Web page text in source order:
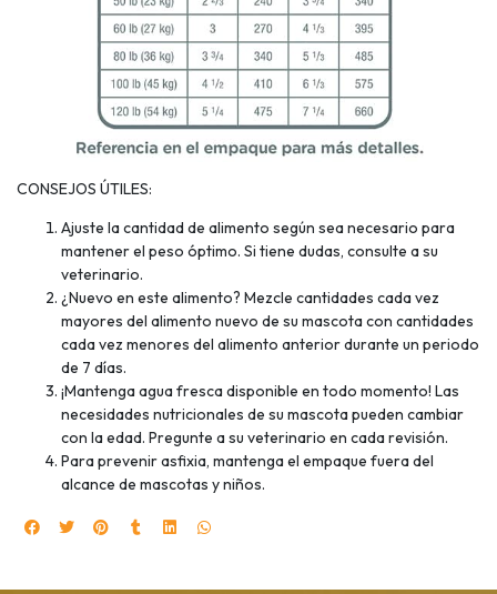
CONSEJOS ÚTILES:
Ajuste la cantidad de alimento según sea necesario para
mantener el peso óptimo. Si tiene dudas, consulte a su
veterinario.
¿Nuevo en este alimento? Mezcle cantidades cada vez
mayores del alimento nuevo de su mascota con cantidades
cada vez menores del alimento anterior durante un periodo
de 7 días.
¡Mantenga agua fresca disponible en todo momento! Las
necesidades nutricionales de su mascota pueden cambiar
con la edad. Pregunte a su veterinario en cada revisión.
Para prevenir asfixia, mantenga el empaque fuera del
alcance de mascotas y niños.